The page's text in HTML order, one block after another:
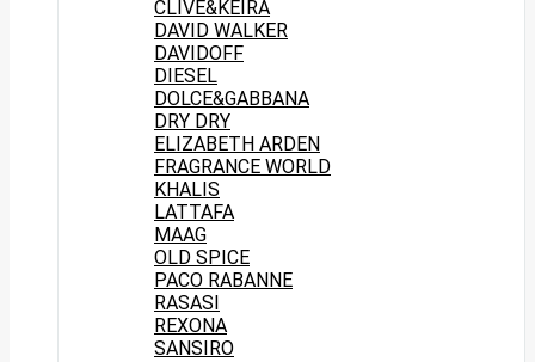
CLIVE&KEIRA
DAVID WALKER
DAVIDOFF
DIESEL
DOLCE&GABBANA
DRY DRY
ELIZABETH ARDEN
FRAGRANCE WORLD
KHALIS
LATTAFA
MAAG
OLD SPICE
PACO RABANNE
RASASI
REXONA
SANSIRO